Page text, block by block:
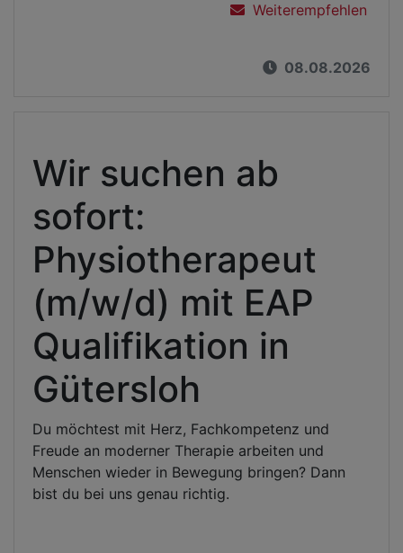
Weiterempfehlen
08.08.2026
Wir suchen ab
sofort:
Physiotherapeut
(m/w/d) mit EAP
Qualifikation in
Gütersloh
Du möchtest mit Herz, Fachkompetenz und
Freude an moderner Therapie arbeiten und
Menschen wieder in Bewegung bringen? Dann
bist du bei uns genau richtig.